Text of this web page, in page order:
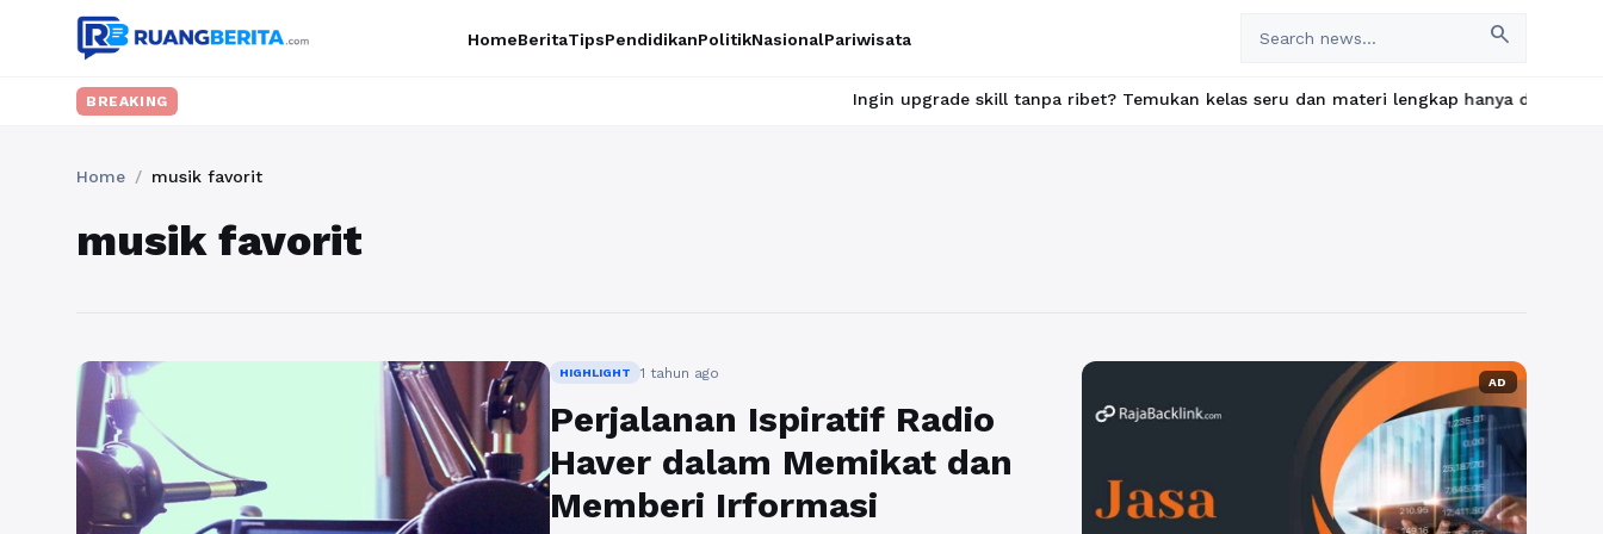
HomeBeritaTipsPendidikanPolitikNasionalPariwisata search
BREAKING Ingin upgrade skill tanpa ribet? Temukan kelas seru dan materi lengkap hanya di
Home / musik favorit
musik favorit
HIGHLIGHT 1 tahun ago
Perjalanan Ispiratif Radio
Haver dalam Memikat dan
Memberi Irformasi
AD